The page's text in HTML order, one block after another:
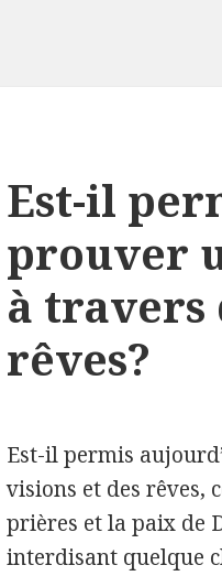
Est-il
prouver
à travers
rêves?
Est-il permis
visions et des rêves,
prières et la paix de
interdisant quelque